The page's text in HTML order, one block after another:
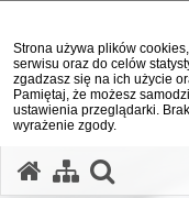
Strona używa plików
serwisu oraz do celów
zgadzasz się na ich użycie
Pamiętaj, że możesz
ustawienia przeglądarki.
wyrażenie zgody.